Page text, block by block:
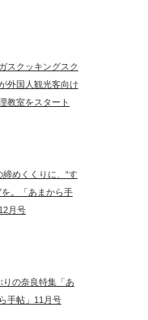
スクッキングスク
外国人観光客向け
教室をスタート
締めくくりに、“す
を。「あまから手
月号
りの奈良特集「あ
手帖」11月号